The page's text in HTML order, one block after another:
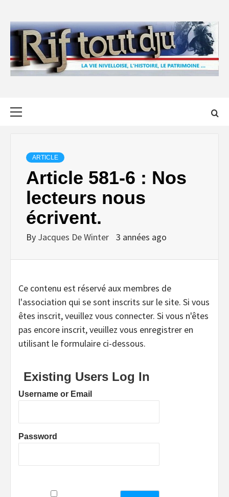
content
ARTICLE
Article 581-6 : Nos
lecteurs nous
écrivent.
By Jacques De Winter 3 années ago
Ce contenu est réservé aux membres de
l'association qui se sont inscrits sur le site. Si vous
êtes inscrit, veuillez vous connecter. Si vous n'êtes
pas encore inscrit, veuillez vous enregistrer en
utilisant le formulaire ci-dessous.
Existing Users Log In
Username or Email
Password